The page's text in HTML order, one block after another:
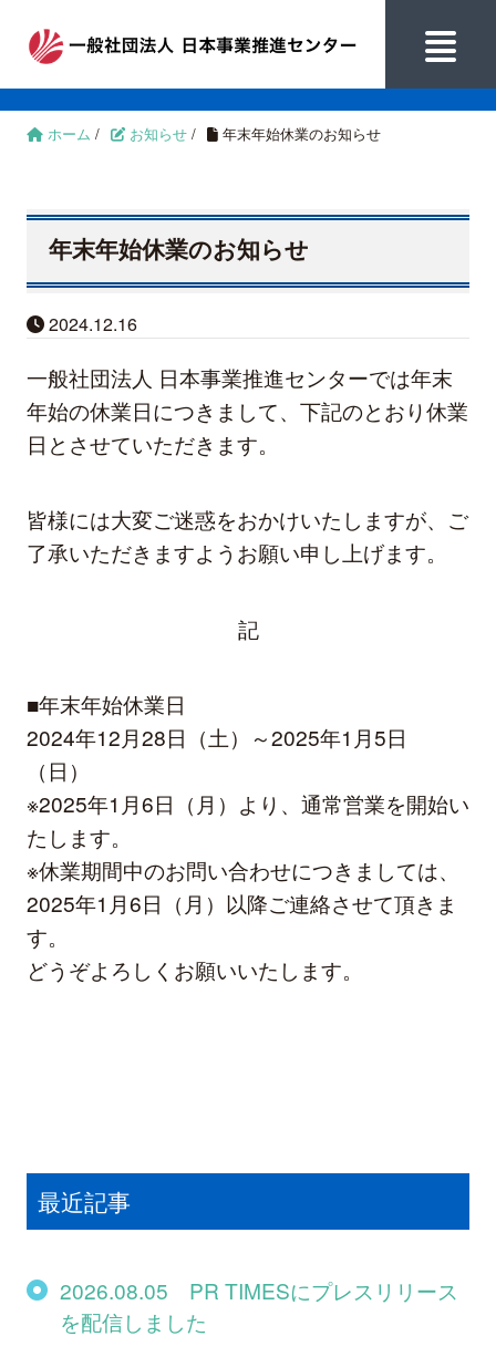
ホーム / お知らせ / 年末年始休業のお知らせ
年末年始休業のお知らせ
2024.12.16
一般社団法人 日本事業推進センターでは年末
年始の休業日につきまして、下記のとおり休業
日とさせていただきます。
皆様には大変ご迷惑をおかけいたしますが、ご
了承いただきますようお願い申し上げます。
記
■年末年始休業日
2024年12月28日（土）～2025年1月5日
（日）
※2025年1月6日（月）より、通常営業を開始い
たします。
※休業期間中のお問い合わせにつきましては、
2025年1月6日（月）以降ご連絡させて頂きま
す。
どうぞよろしくお願いいたします。
最近記事
2026.08.05 PR TIMESにプレスリリース
を配信しました